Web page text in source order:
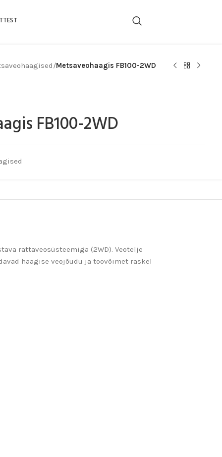
/Metsaveohaagis FB100-2WD
FB100-2WD
rattaveosüsteemiga (2WD). Veotelje
haagise veojõudu ja töövõimet raskel